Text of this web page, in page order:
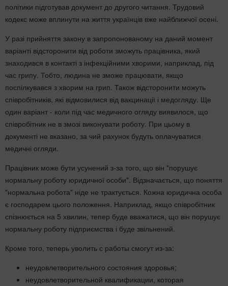
політики підготував документ до другого читання. Трудовий
кодекс може вплинути на життя українців вже найближчої осені.
У разі прийняття закону в запропонованому на даний момент
варіанті відсторонити від роботи зможуть працівника, який
знаходився в контакті з інфекційними хворими, наприклад, під
час грипу. Тобто, людина не зможе працювати, якщо
поспілкувався з хворим на грип. Також відсторонити можуть
співробітників, які відмовилися від вакцинації і медогляду. Ще
один варіант - коли під час медичного огляду виявилося, що
співробітник не в змозі виконувати роботу. При цьому в
документі не вказано, за чий рахунок будуть оплачуватися
медичні огляди.
Працівник може бути усунений з-за того, що він "порушує
нормальну роботу юридичної особи". Відзначається, що поняття
"нормальна робота" ніде не трактується. Кожна юридична особа
є господарем цього положення. Наприклад, якщо співробітник
спізнюється на 5 хвилин, тепер буде вважатися, що він порушує
нормальну роботу підприємства і буде звільнений.
Кроме того, теперь уволить с работы смогут из-за:
неудовлетворительного состояния здоровья;
неудовлетворительной квалификации, которая